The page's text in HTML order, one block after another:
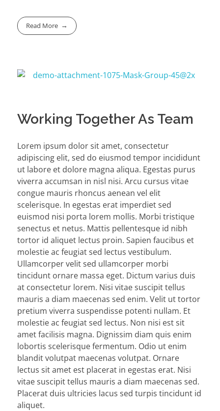
Read More
Working Together As Team
Lorem ipsum dolor sit amet, consectetur
adipiscing elit, sed do eiusmod tempor incididunt
ut labore et dolore magna aliqua. Egestas purus
viverra accumsan in nisl nisi. Arcu cursus vitae
congue mauris rhoncus aenean vel elit
scelerisque. In egestas erat imperdiet sed
euismod nisi porta lorem mollis. Morbi tristique
senectus et netus. Mattis pellentesque id nibh
tortor id aliquet lectus proin. Sapien faucibus et
molestie ac feugiat sed lectus vestibulum.
Ullamcorper velit sed ullamcorper morbi
tincidunt ornare massa eget. Dictum varius duis
at consectetur lorem. Nisi vitae suscipit tellus
mauris a diam maecenas sed enim. Velit ut tortor
pretium viverra suspendisse potenti nullam. Et
molestie ac feugiat sed lectus. Non nisi est sit
amet facilisis magna. Dignissim diam quis enim
lobortis scelerisque fermentum. Odio ut enim
blandit volutpat maecenas volutpat. Ornare
lectus sit amet est placerat in egestas erat. Nisi
vitae suscipit tellus mauris a diam maecenas sed.
Placerat duis ultricies lacus sed turpis tincidunt id
aliquet.